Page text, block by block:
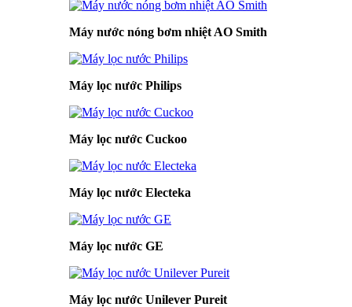
Máy nước nóng bơm nhiệt AO Smith
Máy lọc nước Philips
Máy lọc nước Cuckoo
Máy lọc nước Electeka
Máy lọc nước GE
Máy lọc nước Unilever Pureit